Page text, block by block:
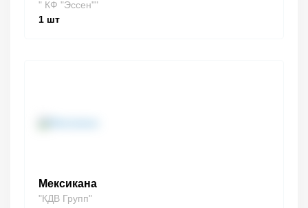
" КФ "Эссен""
1 шт
Мексикана
"КДВ Групп"